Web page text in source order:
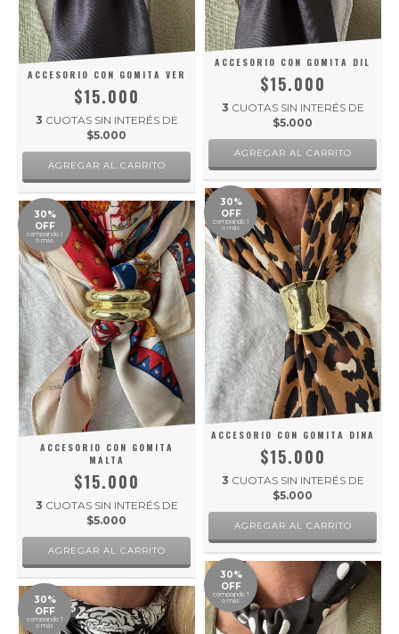
ACCESORIO CON GOMITA VER
$15.000
3 CUOTAS SIN INTERÉS DE
$5.000
ACCESORIO CON GOMITA DIL
$15.000
3 CUOTAS SIN INTERÉS DE
$5.000
30%
OFF
comprando 1
o más
ACCESORIO CON GOMITA
MALTA
$15.000
3 CUOTAS SIN INTERÉS DE
$5.000
30%
OFF
comprando 1
o más
ACCESORIO CON GOMITA DINA
$15.000
3 CUOTAS SIN INTERÉS DE
$5.000
30%
OFF
comprando 1
o más
30%
OFF
comprando 1
o más